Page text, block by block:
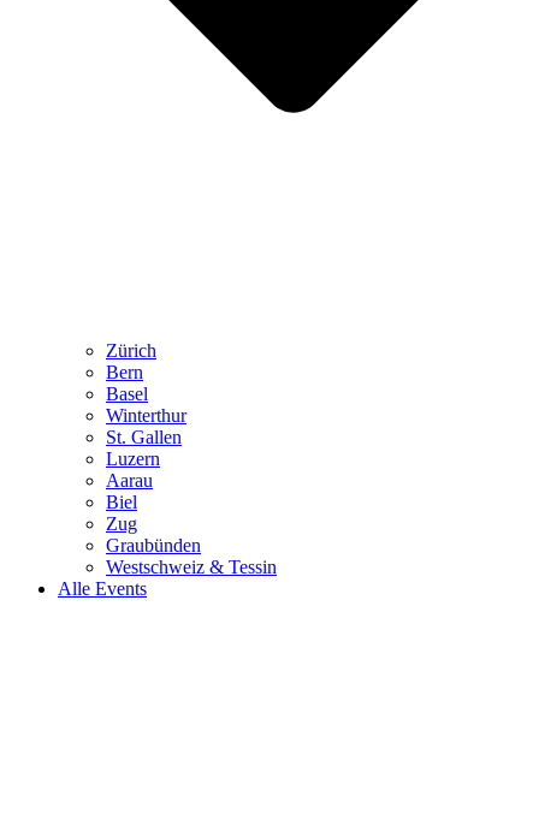
Zürich
Bern
Basel
Winterthur
St. Gallen
Luzern
Aarau
Biel
Zug
Graubünden
Westschweiz & Tessin
Alle Events